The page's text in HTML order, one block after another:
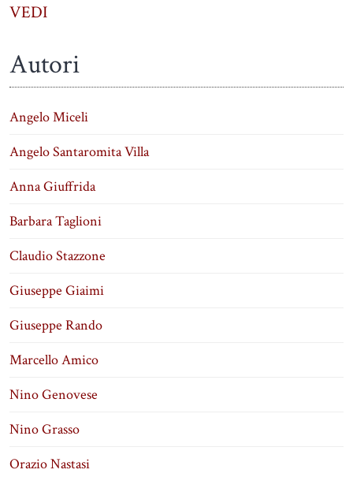
VEDI
Autori
Angelo Miceli
Angelo Santaromita Villa
Anna Giuffrida
Barbara Taglioni
Claudio Stazzone
Giuseppe Giaimi
Giuseppe Rando
Marcello Amico
Nino Genovese
Nino Grasso
Orazio Nastasi